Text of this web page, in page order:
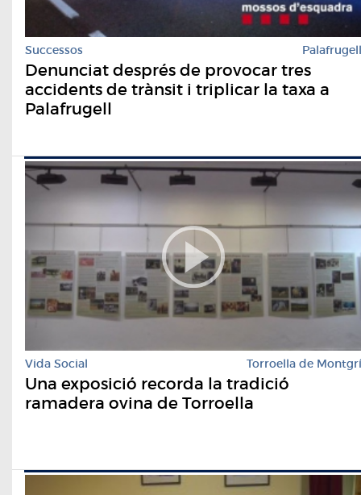
Successos Palafrugell
Denunciat després de provocar tres
accidents de trànsit i triplicar la taxa a
Palafrugell
Vida Social Torroella de Montgrí
Una exposició recorda la tradició
ramadera ovina de Torroella